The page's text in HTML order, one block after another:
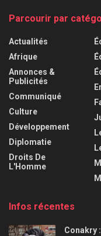
Parcourir par
Actualités
Afrique
Annonces &
Publicités
Communiqué
Culture
Développement
Diplomatie
Droits De
L'Homme
Infos récentes
Conakry